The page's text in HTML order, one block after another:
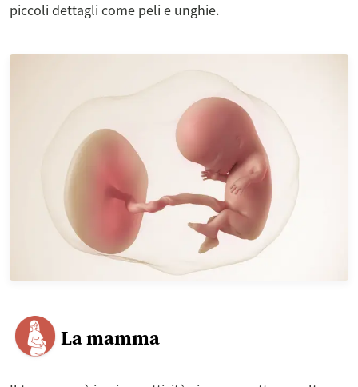
piccoli dettagli come peli e unghie.
La mamma